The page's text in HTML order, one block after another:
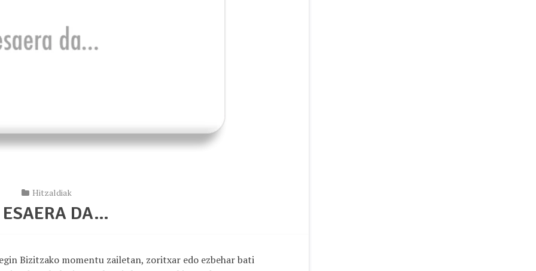
Hitzaldiak
DA…
Bizitzako momentu zailetan, zoritxar edo ezbehar bati